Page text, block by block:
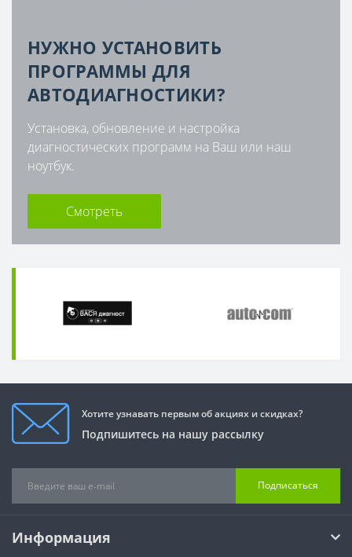
НУЖНО УСТАНОВИТЬ
ПРОГРАММЫ ДЛЯ
АВТОДИАГНОСТИКИ?
Установка, обновление и настройка
диагностических программ на Ваш или наш
ноутбук.
Смотреть
Хотите узнавать первым об акциях и скидках?
Подпишитесь на нашу рассылку
Подписаться
Информация